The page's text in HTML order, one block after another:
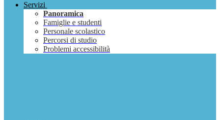
Servizi
Panoramica
Famiglie e studenti
Personale scolastico
Percorsi di studio
Problemi accessibilità